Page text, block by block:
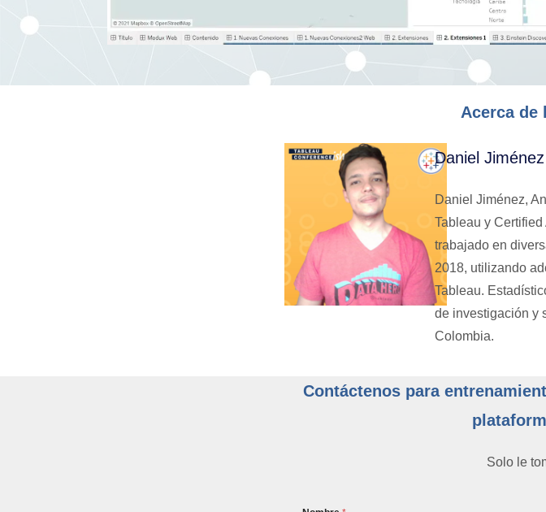
Acerca de
Daniel Jiménez
Daniel Jiménez,
Tableau y
trabajado en
2018, utilizando
Tableau.
de investigación y
Colombia.
Contáctenos para
Solo le